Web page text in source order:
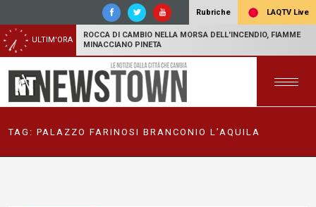
Rubriche LAQTV Live
ULTIM'ORA
ROCCA DI CAMBIO NELLA MORSA DELL'INCENDIO, FIAMME
MINACCIANO PINETA
TAG: PALAZZO FARINOSI BRANCONIO L’AQUILA